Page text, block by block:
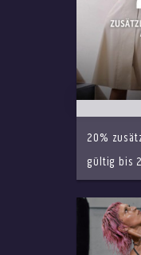
20%
gültig bis